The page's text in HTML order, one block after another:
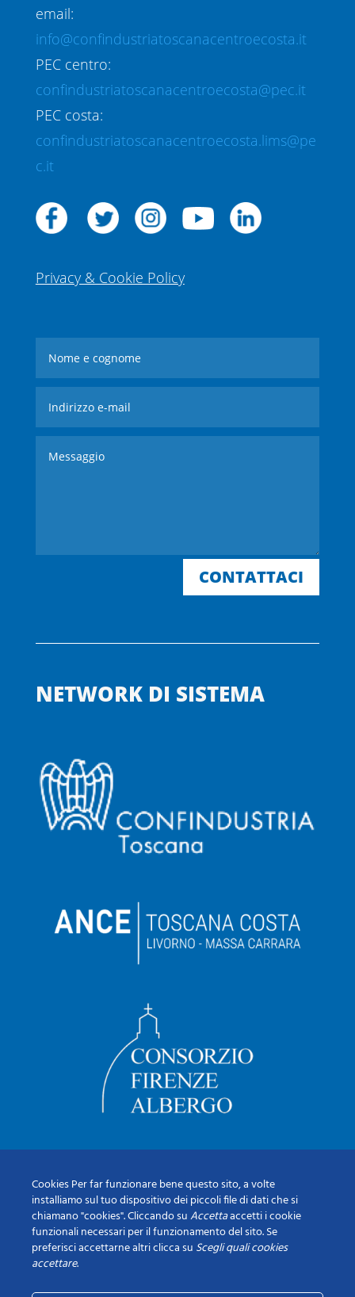
email:
info@confindustriatoscanacentroecosta.it
PEC centro:
confindustriatoscanacentroecosta@pec.it
PEC costa:
confindustriatoscanacentroecosta.lims@pe
c.it
Privacy & Cookie Policy
CONTATTACI
NETWORK DI SISTEMA
Cookies Per far funzionare bene questo sito, a volte
installiamo sul tuo dispositivo dei piccoli file di dati che si
chiamano "cookies". Cliccando suAccettaaccetti i cookie
funzionali necessari per il funzionamento del sito. Se
preferisci accettarne altri clicca su Scegli quali cookies
accettare.